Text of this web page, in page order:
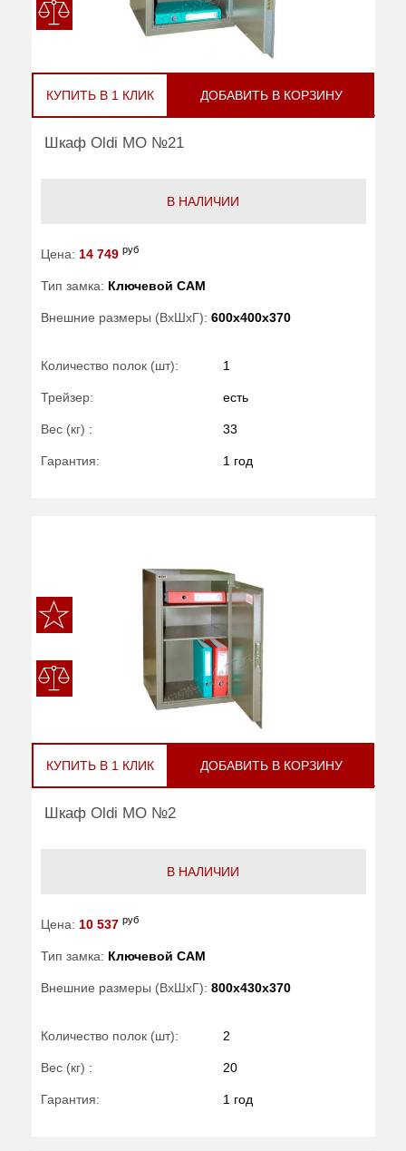
КУПИТЬ В 1 КЛИК ДОБАВИТЬ В КОРЗИНУ
Шкаф Oldi МО №21
В НАЛИЧИИ
Цена: 14 749 руб
Тип замка: Ключевой САМ
Внешние размеры (ВхШхГ): 600x400x370
Количество полок (шт): 1
Трейзер: есть
Вес (кг) : 33
Гарантия: 1 год
КУПИТЬ В 1 КЛИК ДОБАВИТЬ В КОРЗИНУ
Шкаф Oldi МО №2
В НАЛИЧИИ
Цена: 10 537 руб
Тип замка: Ключевой САМ
Внешние размеры (ВхШхГ): 800x430x370
Количество полок (шт): 2
Вес (кг) : 20
Гарантия: 1 год